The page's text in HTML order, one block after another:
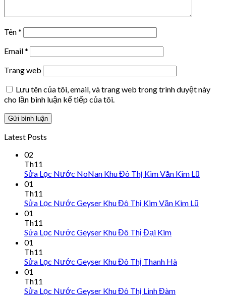
Tên*
Email*
Trang web
Lưu tên của tôi, email, và trang web trong trình duyệt này
cho lần bình luận kế tiếp của tôi.
Latest Posts
02
Th11
Sửa Lọc Nước NoNan Khu Đô Thị Kim Văn Kim Lũ
01
Th11
Sửa Lọc Nước Geyser Khu Đô Thị Kim Văn Kim Lũ
01
Th11
Sửa Lọc Nước Geyser Khu Đô Thị Đại Kim
01
Th11
Sửa Lọc Nước Geyser Khu Đô Thị Thanh Hà
01
Th11
Sửa Lọc Nước Geyser Khu Đô Thị Linh Đàm